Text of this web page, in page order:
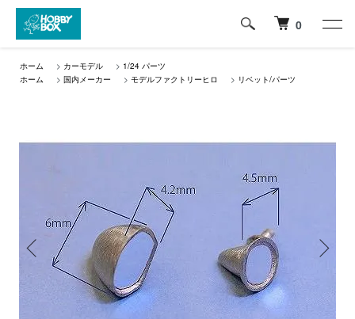
0
ホーム > カーモデル > 1/24 パーツ
ホーム
> 国内メーカー > モデルファクトリーヒロ > リベット/パーツ